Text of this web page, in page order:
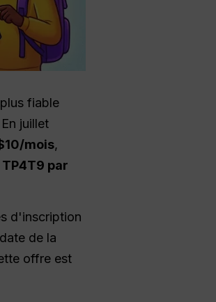
fiable
juillet
mois,
TP4T9 par
d'inscription
de la
offre est